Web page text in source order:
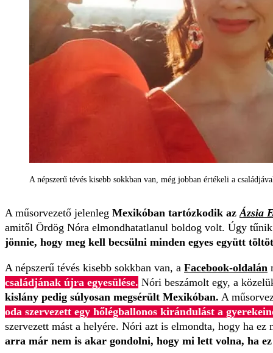
A népszerű tévés kisebb sokkban van, még jobban értékeli a
A műsorvezető jelenleg Mexikóban tartózkodik az Ázsia
amitől Ördög Nóra elmondhatatlanul boldog volt. Úgy
jönnie, hogy meg kell becsülni minden egyes együtt
A népszerű tévés kisebb sokkban van, a Facebook-oldalán
családjának újra egyesülése. Nóri beszámolt egy, a
kislány pedig súlyosan megsérült Mexikóban. A
oda szervezett egy hőlégballonos kirándulást a
szervezett mást a helyére. Nóri azt is elmondta, hogy ha ez
arra már nem is akar gondolni, hogy mi lett volna, ha